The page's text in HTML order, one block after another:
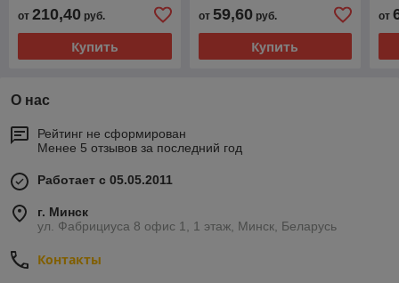
от 210,40 руб.
Купить
от 59,60руб.
Купить
от
О нас
Рейтинг не сформирован
Менее 5 отзывов за последний год
Работает с 05.05.2011
г. Минск
ул. Фабрициуса 8 офис 1, 1 этаж, Минск, Беларусь
Контакты